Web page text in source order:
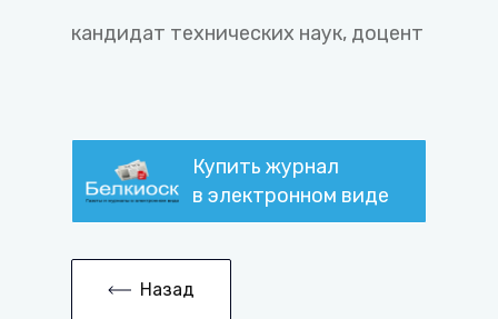
кандидат технических наук, доцент
Купить журнал
в электронном виде
Назад